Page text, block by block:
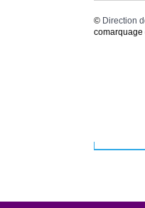
© Direction